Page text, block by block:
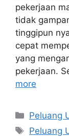
pekerjaan
tidak
tinggipun
cepat
yang
pekerjaan.
more
Peluang
Tags
Peluang